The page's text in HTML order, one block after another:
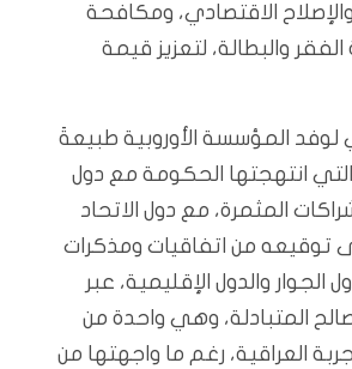
الاقتصادي، ومكافحة
الفقر والبطالة، لتعزيز قيمة
لوفد المؤسسة الأوروبية طبيعةَ
التي انتهجتها الحكومة مع دول
المثمرة، مع دول الاتحاد
توقيعه من اتفاقيات ومذكرات
والدول الإقليمية، عبر
المتبادلة، وهي واحدة من
العراقية، رغم ما واجهتها من